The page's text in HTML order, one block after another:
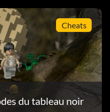
Cheats
du tableau noir